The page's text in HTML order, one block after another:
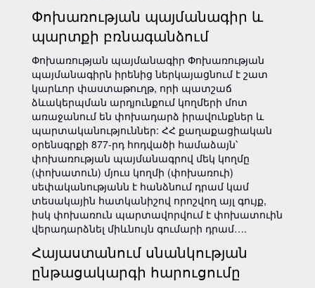
Փոխառության պայմանագիր և
պարտքի բռնագանձում
Փոխառության պայմանագիր Փոխառության
պայմանագիրն իրենից ներկայացնում է շատ
կարևոր փաստաթուղթ, որի պատշաճ
ձևակերպման արդյունքում կողմերի մոտ
առաջանում են փոխադարձ իրավունքներ և
պարտականություններ: ՀՀ քաղաքացիական
օրենսգրքի 877-րդ հոդվածի համաձայն՝
փոխառության պայմանագրով մեկ կողմը
(փոխատուն) մյուս կողմի (փոխառուի)
սեփականությանն է հանձնում դրամ կամ
տեսակային հատկանիշով որոշվող այլ գույք,
իսկ փոխառուն պարտավորվում է փոխատուին
վերադարձնել միևնույն գումարի դրամ….
Հայաստանում սնանկության
ընթացակարգի հարուցումը